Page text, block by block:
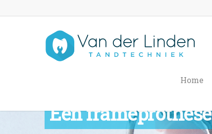
Home
Een frameprothese